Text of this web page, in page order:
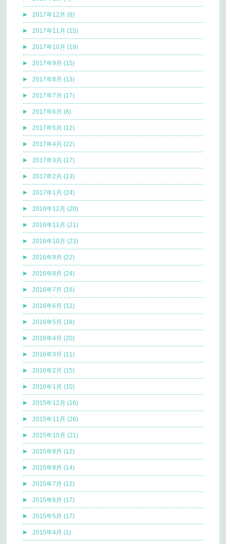
2017年12月 (8)
2017年11月 (15)
2017年10月 (19)
2017年9月 (15)
2017年8月 (13)
2017年7月 (17)
2017年6月 (8)
2017年5月 (12)
2017年4月 (22)
2017年3月 (17)
2017年2月 (13)
2017年1月 (24)
2016年12月 (20)
2016年11月 (21)
2016年10月 (23)
2016年9月 (22)
2016年8月 (24)
2016年7月 (16)
2016年6月 (12)
2016年5月 (18)
2016年4月 (20)
2016年3月 (11)
2016年2月 (15)
2016年1月 (10)
2015年12月 (16)
2015年11月 (26)
2015年10月 (21)
2015年9月 (12)
2015年8月 (14)
2015年7月 (12)
2015年6月 (17)
2015年5月 (17)
2015年4月 (1)